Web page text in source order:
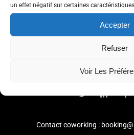
un effet négatif sur certaines
Accepter
Refuser
Voir Les
Mention légales-
Contact coworking :